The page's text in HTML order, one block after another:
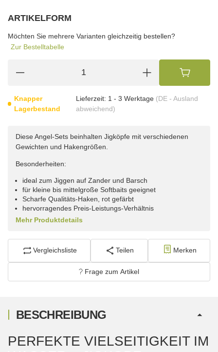
ARTIKELFORM
Möchten Sie mehrere Varianten gleichzeitig bestellen?
Zur Bestelltabelle
Knapper
Lagerbestand
Lieferzeit: 1 - 3 Werktage (DE - Ausland
abweichend)
Diese Angel-Sets beinhalten Jigköpfe mit verschiedenen
Gewichten und Hakengrößen.
Besonderheiten:
ideal zum Jiggen auf Zander und Barsch
für kleine bis mittelgroße Softbaits geeignet
Scharfe Qualitäts-Haken, rot gefärbt
hervorragendes Preis-Leistungs-Verhältnis
Mehr Produktdetails
Vergleichsliste Teilen Merken
Frage zum Artikel
BESCHREIBUNG
PERFEKTE VIELSEITIGKEIT IM